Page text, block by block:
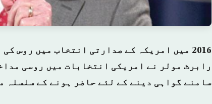
2016 میں امریکہ کے صدارتی انتخاب میں روس
رابرٹ مولر نے امریکی انتخابات میں روسی
سامنے گواہی دینے کے لئے حاضر ہونے کے سلسلہ